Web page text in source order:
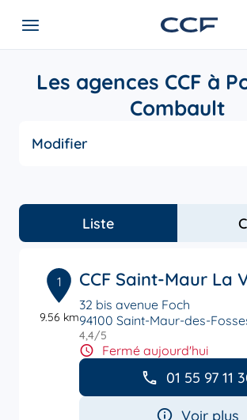
Les agences CCF à
Combault
Modifier
Liste
1
9.56 km
CCF Saint-Maur La
32 bis avenue Foch
94100 Saint-Maur-des-
4,4/5
Fermé aujourd'hui
01 55 97 11
Voir plus